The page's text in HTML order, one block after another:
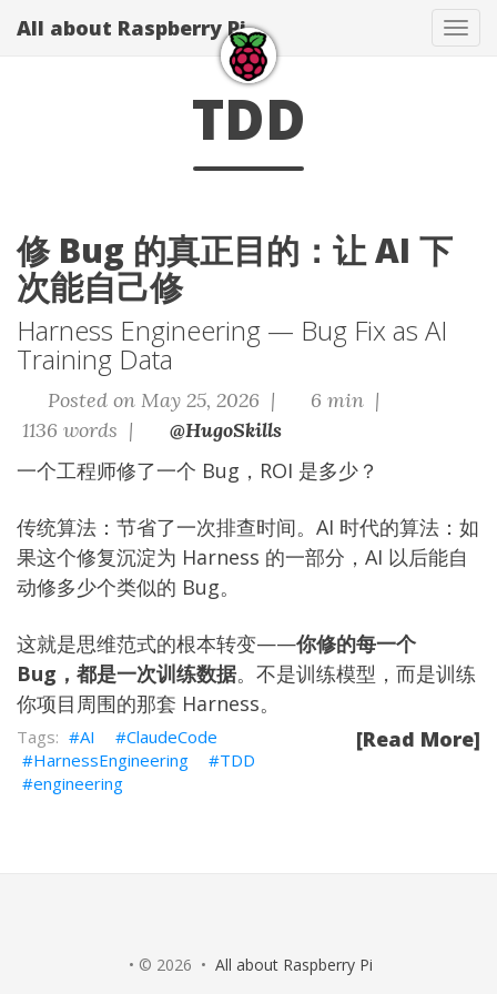
All about Raspberry Pi
TDD
修 Bug 的真正目的：让 AI 下
次能自己修
Harness Engineering — Bug Fix as AI
Training Data
Posted on May 25, 2026 |
6 min |
1136 words |
@HugoSkills
一个工程师修了一个 Bug，ROI 是多少？
传统算法：节省了一次排查时间。AI 时代的算法：如
果这个修复沉淀为 Harness 的一部分，AI 以后能自
动修多少个类似的 Bug。
这就是思维范式的根本转变——你修的每一个
Bug，都是一次训练数据。不是训练模型，而是训练
你项目周围的那套 Harness。
[Read More]
AI
ClaudeCode
HarnessEngineering
TDD
engineering
• © 2026 • All about Raspberry Pi